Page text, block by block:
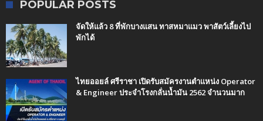
POPULAR POSTS
จัดให้แล้ว 8 ที่พักบางแสน ทาสหมาแมว พาสัตว์เลี้ยงไป
พักได้
ไทยออยล์ ศรีราชา เปิดรับสมัครงานตำแหน่ง Operator
& Engineer ประจำโรงกลั่นน้ำมัน 2562 จำนวนมาก